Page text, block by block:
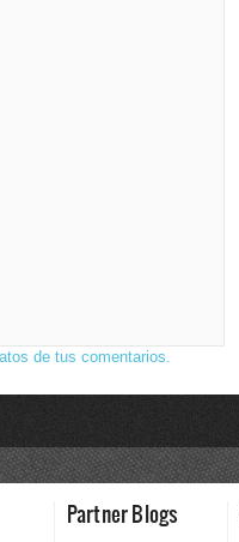
de tus comentarios.
Partner Blogs